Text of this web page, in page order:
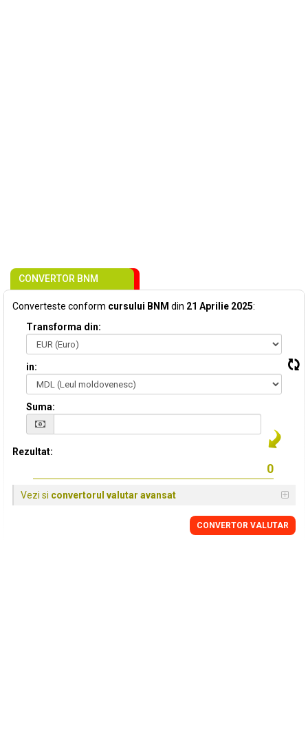
CONVERTOR BNM
Converteste conform cursului BNM din 21 Aprilie 2025:
Transforma din:
in:
Suma:
Rezultat:
Vezi si convertorul valutar avansat
CONVERTOR VALUTAR